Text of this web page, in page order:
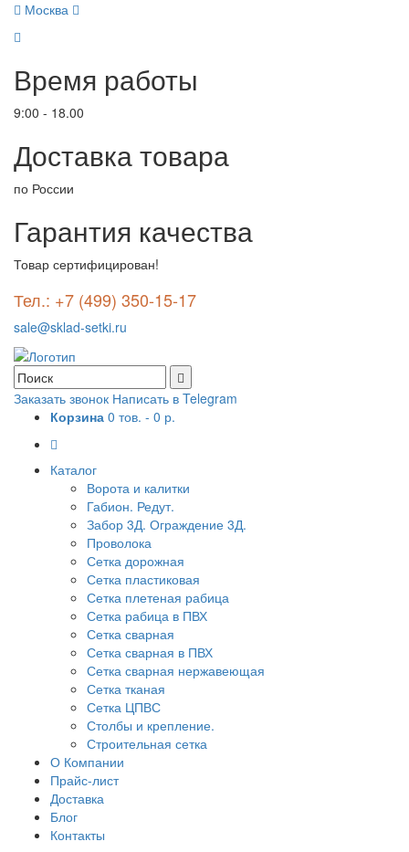
Москва
Время работы
9:00 - 18.00
Доставка товара
по России
Гарантия качества
Товар сертифицирован!
Тел.: +7 (499) 350-15-17
sale@sklad-setki.ru
Заказать звонок Написать в Telegram
Корзина 0 тов. - 0 р.
Каталог
Ворота и калитки
Габион. Редут.
Забор 3Д. Ограждение 3Д.
Проволока
Сетка дорожная
Сетка пластиковая
Сетка плетеная рабица
Сетка рабица в ПВХ
Сетка сварная
Сетка сварная в ПВХ
Сетка сварная нержавеющая
Сетка тканая
Сетка ЦПВС
Столбы и крепление.
Строительная сетка
О Компании
Прайс-лист
Доставка
Блог
Контакты